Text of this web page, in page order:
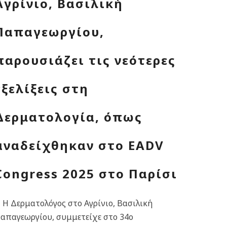
τις νεότερες
στη
όπως
στο EADV
2025 στο Παρίσι
Δερματολόγος στο Αγρίνιο, Βασιλική
συμμετείχε στο 34ο